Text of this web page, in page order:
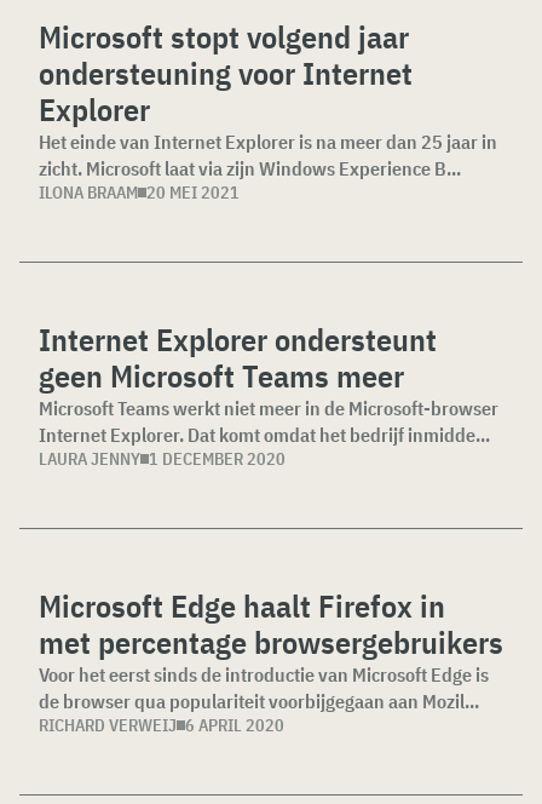
Microsoft stopt volgend jaar
ondersteuning voor Internet
Explorer
Het einde van Internet Explorer is na meer dan 25 jaar in
zicht. Microsoft laat via zijn Windows Experience B...
ILONA BRAAM 20 MEI 2021
Internet Explorer ondersteunt
geen Microsoft Teams meer
Microsoft Teams werkt niet meer in de Microsoft-browser
Internet Explorer. Dat komt omdat het bedrijf inmidde...
LAURA JENNY 1 DECEMBER 2020
Microsoft Edge haalt Firefox in
met percentage browsergebruikers
Voor het eerst sinds de introductie van Microsoft Edge is
de browser qua populariteit voorbijgegaan aan Mozil...
RICHARD VERWEIJ 6 APRIL 2020